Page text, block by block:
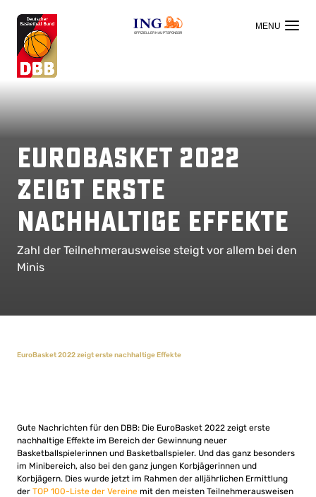
OFFIZIELLER HAUPTSPONSOR
EuroBasket 2022
zeigt erste
nachhaltige Effekte
Zahl der Teilnehmerausweise steigt vor allem bei den
Minis
EuroBasket 2022 zeigt erste nachhaltige Effekte
Gute Nachrichten für den DBB: Die EuroBasket 2022 zeigt erste
nachhaltige Effekte im Bereich der Gewinnung neuer
Basketballspielerinnen und Basketballspieler. Und das ganz besonders
im Minibereich, also bei den ganz jungen Korbjägerinnen und
Korbjägern. Dies wurde jetzt im Rahmen der alljährlichen Ermittlung
der TOP 100-Liste der Vereine mit den meisten Teilnehmerausweisen